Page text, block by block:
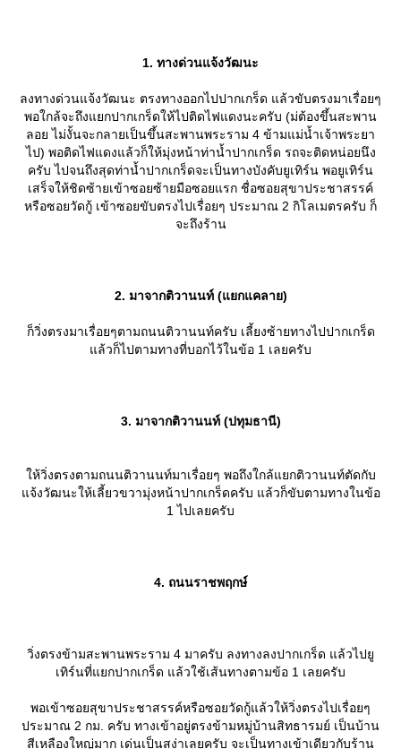
1. ทางด่วนแจ้งวัฒนะ
ลงทางด่วนแจ้งวัฒนะ ตรงทางออกไปปากเกร็ด แล้วขับตรงมาเรื่อยๆ
พอใกล้จะถึงแยกปากเกร็ดให้ไปติดไฟแดงนะครับ (ม่ต้องขึ้นสะพาน
ลอย ไม่งั้นจะกลายเป็นขึ้นสะพานพระราม 4 ข้ามแม่น้ำเจ้าพระยา
ไป) พอติดไฟแดงแล้วก็ให้มุ่งหน้าท่าน้ำปากเกร็ด รถจะติดหน่อยนึง
ครับ ไปจนถึงสุดท่าน้ำปากเกร็ดจะเป็นทางบังคับยูเทิร์น พอยูเทิร์น
เสร็จให้ชิดซ้ายเข้าซอยซ้ายมือซอยแรก ชื่อซอยสุขาประชาสรรค์
หรือซอยวัดกู้ เข้าซอยขับตรงไปเรื่อยๆ ประมาณ 2 กิโลเมตรครับ ก็
จะถึงร้าน
2. มาจากติวานนท์ (แยกแคลาย)
ก็วิ่งตรงมาเรื่อยๆตามถนนติวานนท์ครับ เลี้ยงซ้ายทางไปปากเกร็ด
ล้วก็ไปตามทางที่บอกไว้ในข้อ 1 เลยครับ
3. มาจากติวานนท์ (ปทุมธานี)
ห้วิ่งตรงตามถนนติวานนท์มาเรื่อยๆ พอถึงใกล้แยกติวานนท์ตัดกับ
จ้งวัฒนะให้เลี้ยวขวามุ่งหน้าปากเกร็ดครับ แล้วก็ขับตามทางในข้อ
1 ไปเลยครับ
4. ถนนราชพฤกษ์
วิ่งตรงข้ามสะพานพระราม 4 มาครับ ลงทางลงปากเกร็ด แล้วไปยู
เทิร์นที่แยกปากเกร็ด แล้วใช้เส้นทางตามข้อ 1 เลยครับ
พอเข้าซอยสุขาประชาสรรค์หรือซอยวัดกู้แล้วให้วิ่งตรงไปเรื่อยๆ
ประมาณ 2 กม. ครับ ทางเข้าอยู่ตรงข้ามหมู่บ้านสิทธารมย์ เป็นบ้าน
สีเหลืองใหญ่มาก เด่นเป็นสง่าเลยครับ จะเป็นทางเข้าเดียวกับร้าน